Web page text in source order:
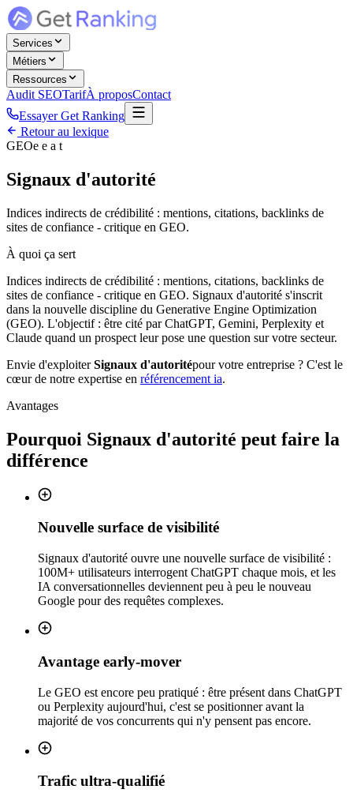
Services
Métiers
Ressources
Audit SEOTarifÀ proposContact
Essayer Get Ranking
Retour au lexique
GEOe e a t
Signaux d'autorité
Indices indirects de crédibilité : mentions, citations, backlinks de
sites de confiance - critique en GEO.
À quoi ça sert
Indices indirects de crédibilité : mentions, citations, backlinks de
sites de confiance - critique en GEO. Signaux d'autorité s'inscrit
dans la nouvelle discipline du Generative Engine Optimization
(GEO). L'objectif : être cité par ChatGPT, Gemini, Perplexity et
Claude quand un prospect leur pose une question sur votre secteur.
Envie d'exploiterSignaux d'autoritépour votre entreprise ? C'est le
cœur de notre expertise en référencement ia.
Avantages
Pourquoi Signaux d'autorité peut faire la
différence
Nouvelle surface de visibilité
Signaux d'autorité ouvre une nouvelle surface de visibilité :
100M+ utilisateurs interrogent ChatGPT chaque mois, et les
IA conversationnelles deviennent peu à peu le nouveau
Google pour des requêtes complexes.
Avantage early-mover
Le GEO est encore peu pratiqué : être présent dans ChatGPT
ou Perplexity aujourd'hui, c'est se positionner avant la
majorité de vos concurrents qui n'y pensent pas encore.
Trafic ultra-qualifié